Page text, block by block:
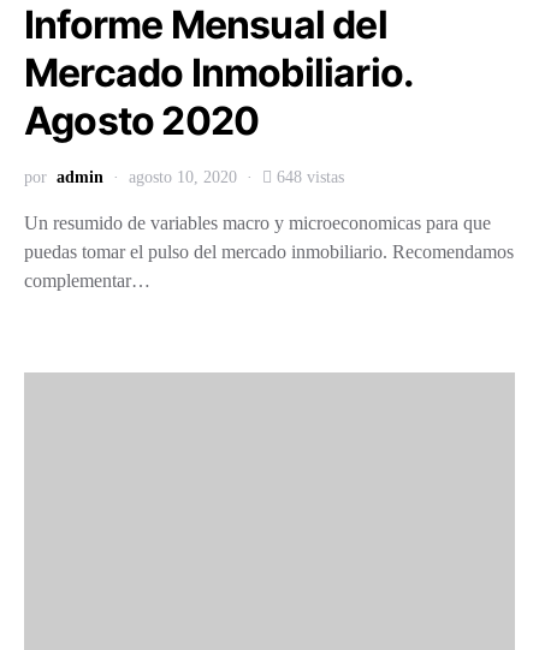
Informe Mensual del
Mercado Inmobiliario.
Agosto 2020
por admin agosto 10, 2020 648 vistas
Un resumido de variables macro y microeconomicas para que
puedas tomar el pulso del mercado inmobiliario. Recomendamos
complementar…